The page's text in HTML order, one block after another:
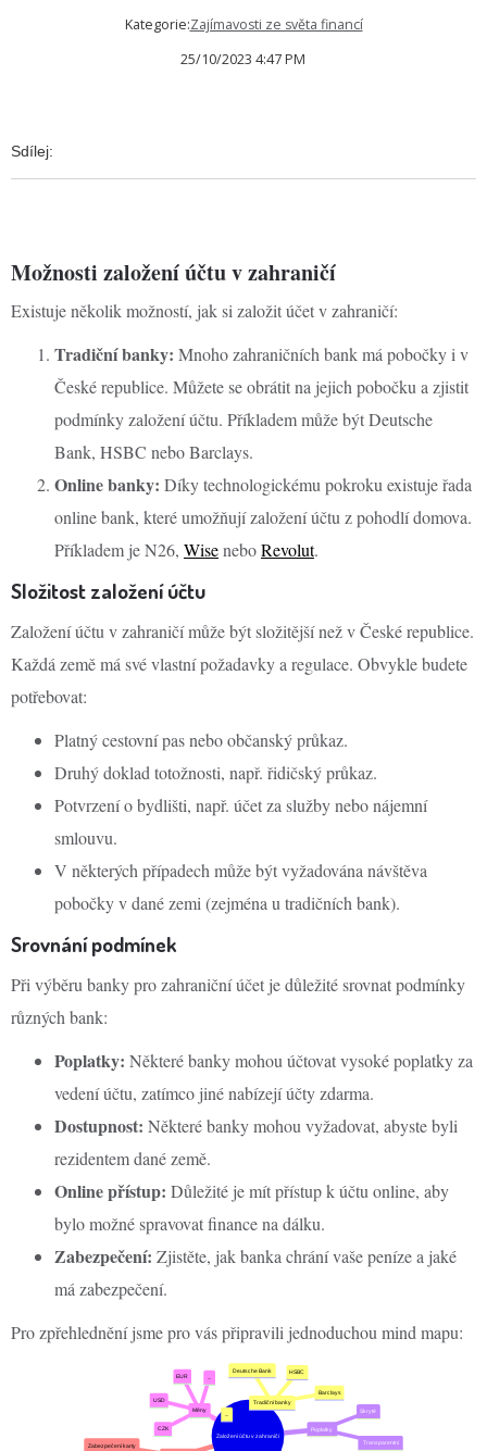
Kategorie:Zajímavosti ze světa financí
25/10/2023 4:47 PM
Sdílej:
Možnosti založení účtu v zahraničí
Existuje několik možností, jak si založit účet v zahraničí:
Tradiční banky: Mnoho zahraničních bank má pobočky i v
České republice. Můžete se obrátit na jejich pobočku a zjistit
podmínky založení účtu. Příkladem může být Deutsche
Bank, HSBC nebo Barclays.
Online banky: Díky technologickému pokroku existuje řada
online bank, které umožňují založení účtu z pohodlí domova.
Příkladem je N26, WiseneboRevolut.
Složitost založení účtu
Založení účtu v zahraničí může být složitější než v České republice.
Každá země má své vlastní požadavky a regulace. Obvykle budete
potřebovat:
Platný cestovní pas nebo občanský průkaz.
Druhý doklad totožnosti, např. řidičský průkaz.
Potvrzení o bydlišti, např. účet za služby nebo nájemní
smlouvu.
V některých případech může být vyžadována návštěva
pobočky v dané zemi (zejména u tradičních bank).
Srovnání podmínek
Při výběru banky pro zahraniční účet je důležité srovnat podmínky
různých bank:
Poplatky: Některé banky mohou účtovat vysoké poplatky za
vedení účtu, zatímco jiné nabízejí účty zdarma.
Dostupnost: Některé banky mohou vyžadovat, abyste byli
rezidentem dané země.
Online přístup: Důležité je mít přístup k účtu online, aby
bylo možné spravovat finance na dálku.
Zabezpečení: Zjistěte, jak banka chrání vaše peníze a jaké
má zabezpečení.
Pro zpřehlednění jsme pro vás připravili jednoduchou mind mapu: